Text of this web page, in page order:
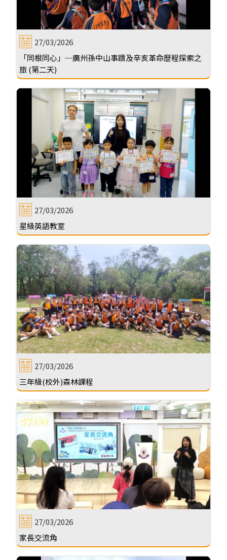
27/03/2026
「同根同心」─廣州孫中山事蹟及辛亥革命歷程探索之
旅 (第二天)
27/03/2026
星級英語教室
27/03/2026
三年級(校外)森林課程
27/03/2026
家長交流角